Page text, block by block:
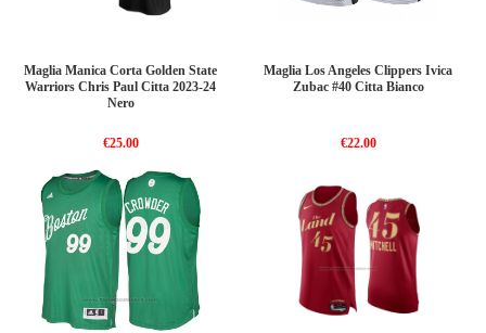
Maglia Manica Corta Golden State
Warriors Chris Paul Citta 2023-24
Nero
€25.00
Maglia Los Angeles Clippers Ivica
Zubac #40 Citta Bianco
€22.00